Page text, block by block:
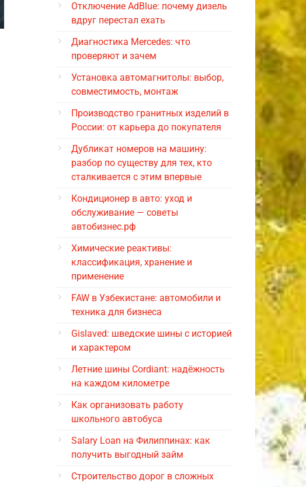
Отключение AdBlue: почему дизель
вдруг перестал ехать
Диагностика Mercedes: что
проверяют и зачем
Установка автомагнитолы: выбор,
совместимость, монтаж
Производство гранитных изделий в
России: от карьера до покупателя
Дубликат номеров на машину:
разбор по существу для тех, кто
сталкивается с этим впервые
Кондиционер в авто: уход и
обслуживание — советы
автобизнес.рф
Химические реактивы:
классификация, хранение и
применение
FAW в Узбекистане: автомобили и
техника для бизнеса
Gislaved: шведские шины с историей
и характером
Летние шины Cordiant: надёжность
на каждом километре
Как организовать работу
школьного автобуса
Salary Loan на Филиппинах: как
получить выгодный займ
Строительство дорог в сложных